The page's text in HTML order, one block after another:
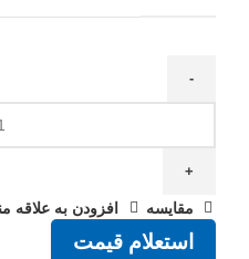
مقايسه افزودن به علاقه
استعلام قیمت